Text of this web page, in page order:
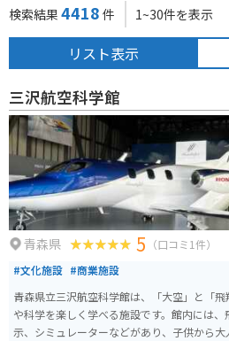
検索結果 4418 件 1~30件を表示
リスト表示
三沢航空科学館
青森県 5 （口コミ1件）
#文化施設 #商業施設
青森県立三沢航空科学館は、「大空」と「
や科学を楽しく学べる施設です。館内には
示、シミュレーターなどがあり、子供から